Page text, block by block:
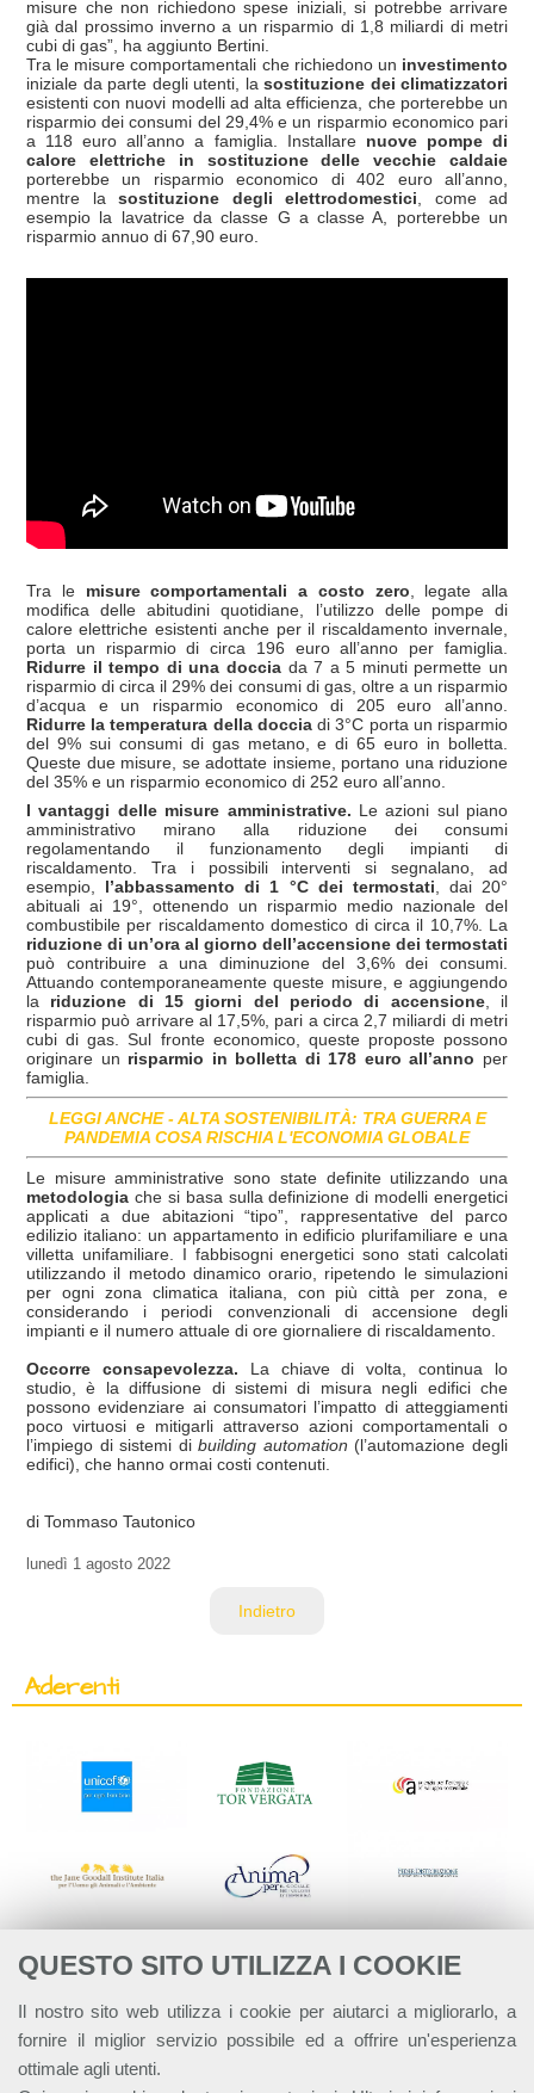
QUESTO SITO UTILIZZA I COOKIE
Il nostro sito web utilizza i cookie per aiutarci a migliorarlo, a
fornire il miglior servizio possibile ed a offrire un'esperienza
ottimale agli utenti.
misure che non richiedono spese iniziali, si potrebbe arrivare
già dal prossimo inverno a un risparmio di 1,8 miliardi di metri
cubi di gas”, ha aggiunto Bertini.
Tra le misure comportamentali che richiedono un investimento
iniziale da parte degli utenti, la sostituzione dei climatizzatori
esistenti con nuovi modelli ad alta efficienza, che porterebbe un
risparmio dei consumi del 29,4% e un risparmio economico pari
a 118 euro all’anno a famiglia. Installare nuove pompe di
calore elettriche in sostituzione delle vecchie caldaie
porterebbe un risparmio economico di 402 euro all’anno,
mentre la sostituzione degli elettrodomestici , come ad
esempio la lavatrice da classe G a classe A, porterebbe un
risparmio annuo di 67,90 euro.
Tra le misure comportamentali a costo zero , legate alla
modifica delle abitudini quotidiane, l’utilizzo delle pompe di
calore elettriche esistenti anche per il riscaldamento invernale,
porta un risparmio di circa 196 euro all’anno per famiglia.
Ridurre il tempo di una docciada 7 a 5 minuti permette un
risparmio di circa il 29% dei consumi di gas, oltre a un risparmio
d’acqua e un risparmio economico di 205 euro all’anno.
Ridurre la temperatura della docciadi 3°C porta un risparmio
del 9% sui consumi di gas metano, e di 65 euro in bolletta.
Queste due misure, se adottate insieme, portano una riduzione
del 35% e un risparmio economico di 252 euro all’anno.
I vantaggi delle misure amministrative. Le azioni sul piano
amministrativo mirano alla riduzione dei consumi
regolamentando il funzionamento degli impianti di
riscaldamento. Tra i possibili interventi si segnalano, ad
esempio, l’abbassamento di 1 °C dei termostati , dai 20°
abituali ai 19°, ottenendo un risparmio medio nazionale del
combustibile per riscaldamento domestico di circa il 10,7%. La
riduzione di un’ora al giorno dell’accensione dei termostati
può contribuire a una diminuzione del 3,6% dei consumi.
Attuando contemporaneamente queste misure, e aggiungendo
la riduzione di 15 giorni del periodo di accensione, il
risparmio può arrivare al 17,5%, pari a circa 2,7 miliardi di metri
cubi di gas. Sul fronte economico, queste proposte possono
originare un risparmio in bolletta di 178 euro all’anno per
famiglia.
LEGGI ANCHE - ALTA SOSTENIBILITÀ: TRA GUERRA E
PANDEMIA COSA RISCHIA L'ECONOMIA GLOBALE
Le misure amministrative sono state definite utilizzando una
metodologia che si basa sulla definizione di modelli energetici
applicati a due abitazioni “tipo”, rappresentative del parco
edilizio italiano: un appartamento in edificio plurifamiliare e una
villetta unifamiliare. I fabbisogni energetici sono stati calcolati
utilizzando il metodo dinamico orario, ripetendo le simulazioni
per ogni zona climatica italiana, con più città per zona, e
considerando i periodi convenzionali di accensione degli
impianti e il numero attuale di ore giornaliere di riscaldamento.
Occorre consapevolezza. La chiave di volta, continua lo
studio, è la diffusione di sistemi di misura negli edifici che
possono evidenziare ai consumatori l’impatto di atteggiamenti
poco virtuosi e mitigarli attraverso azioni comportamentali o
l’impiego di sistemi dibuilding automation (l’automazione degli
edifici), che hanno ormai costi contenuti.
di Tommaso Tautonico
lunedì 1 agosto 2022
Indietro
Aderenti